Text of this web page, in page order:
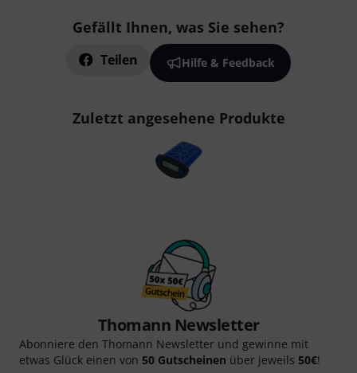
Gefällt Ihnen, was Sie sehen?
Teilen Hilfe & Feedback
Zuletzt angesehene Produkte
Thomann Newsletter
Abonniere den Thomann Newsletter und gewinne mit
etwas Glück einen von 50 Gutscheinen über jeweils 50€!